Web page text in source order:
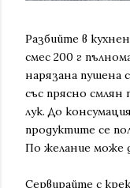
Разбийте в
смес 200 г
нарязана пушена
със прясно смлян
лук. До
продуктите се
По желание може
Сервирайте с